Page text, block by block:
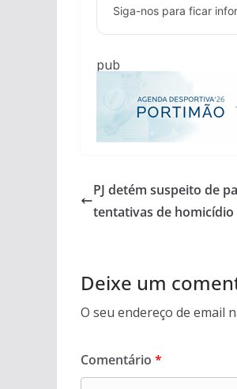
Siga-nos para ficar
pub
PJ detém suspeito de
tentativas de homicídio
Deixe um
O seu endereço de email
Comentário *